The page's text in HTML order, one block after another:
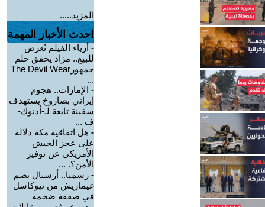
المزيد.....
احدث الأخبار المهمة
- أزياء الفيلم تُعرض
للبيع.. مزاد يحقق حلم
جمهورThe Devil Wear
...
- الإمارات.. هجوم
إيراني بصاروخ يستهدف
سفينة تابعة لـ-أدنوك-
ف ...
- هل اتفاقية مكة دلالة
على عجز الجيش
الأمريكي عن توفير
الأمن؟. ...
- رسميا.. أرسنال يضم
غيماريش من نيوكاسل
في صفقة ضخمة